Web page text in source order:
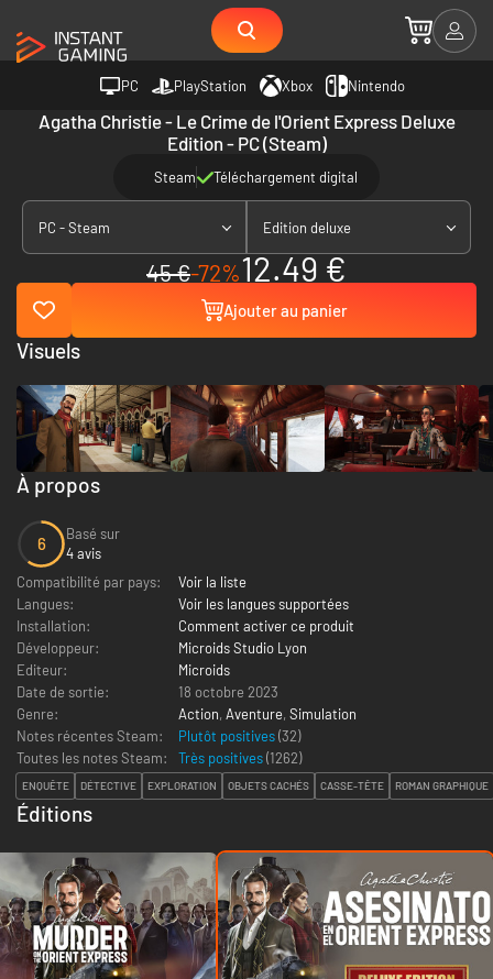
PC PlayStation Xbox Nintendo
Agatha Christie - Le Crime de l'Orient Express Deluxe
Edition - PC (Steam)
Steam Téléchargement digital
PC - Steam Edition deluxe
45 €-72%12.49 €
Ajouter au panier
À propos
6
Basé sur
4 avis
Compatibilité par pays:
Voir la liste
Langues:
Voir les langues supportées
Installation:
Comment activer ce produit
Développeur:
Microids Studio Lyon
Editeur:
Microids
Date de sortie:
18 octobre 2023
Genre:
Action, Aventure, Simulation
Notes récentes Steam:
Plutôt positives(32)
Toutes les notes Steam:
Très positives(1262)
ENQUÊTE DÉTECTIVE EXPLORATION OBJETS CACHÉS CASSE-TÊTE ROMAN GRAPHIQUE
Éditions
Visuels